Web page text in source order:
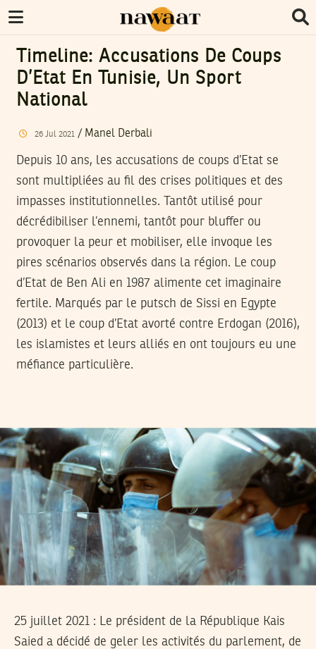
Timeline: Accusations De Coups
D’Etat En Tunisie, Un Sport
National
26 Jul 2021/ Manel Derbali
Depuis 10 ans, les accusations de coups d’Etat se
sont multipliées au fil des crises politiques et des
impasses institutionnelles. Tantôt utilisé pour
décrédibiliser l’ennemi, tantôt pour bluffer ou
provoquer la peur et mobiliser, elle invoque les
pires scénarios observés dans la région. Le coup
d’Etat de Ben Ali en 1987 alimente cet imaginaire
fertile. Marqués par le putsch de Sissi en Egypte
(2013) et le coup d’Etat avorté contre Erdogan (2016),
les islamistes et leurs alliés en ont toujours eu une
méfiance particulière.
25 juillet 2021 : Le président de la République Kais
Saied a décidé de geler les activités du parlement, de